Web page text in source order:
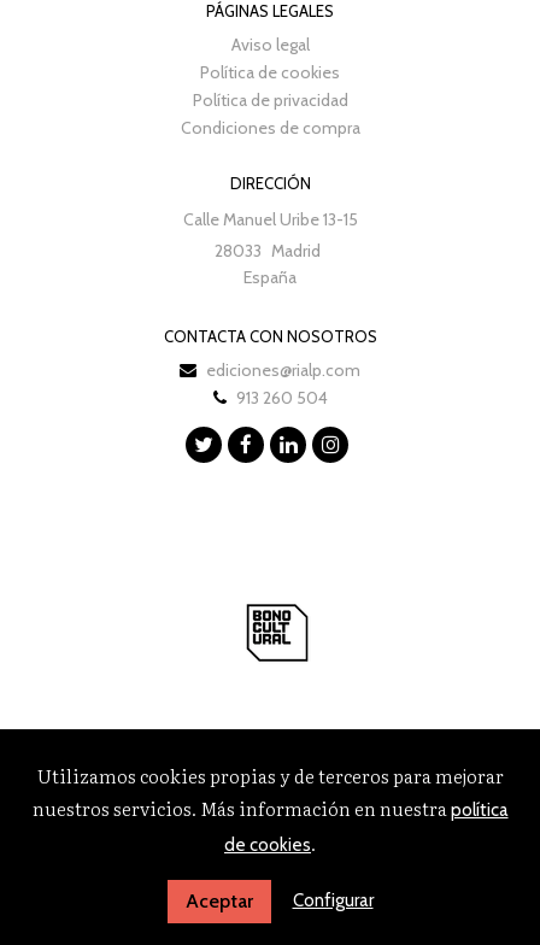
PÁGINAS LEGALES
Aviso legal
Política de cookies
Política de privacidad
Condiciones de compra
DIRECCIÓN
Calle Manuel Uribe 13-15
28033 Madrid
España
CONTACTA CON NOSOTROS
ediciones@rialp.com
913 260 504
Utilizamos cookies propias y de terceros para mejorar
nuestros servicios. Más información en nuestrapolítica
de cookies.
Aceptar Configurar